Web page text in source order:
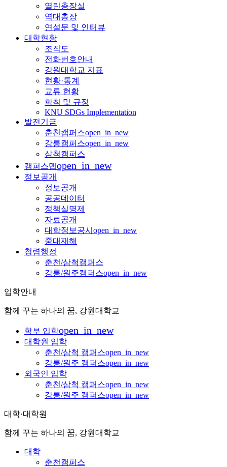
열린총장실
역대총장
연설문 및 인터뷰
대학현황
조직도
전화번호안내
강원대학교 지표
현황·통계
교류 현황
학칙 및 규정
KNU SDGs Implementation
발전기금
춘천캠퍼스open_in_new
강릉캠퍼스open_in_new
삼척캠퍼스
캠퍼스맵open_in_new
정보공개
정보공개
공공데이터
정책실명제
자료공개
대학정보공시 open_in_new
중대재해
청렴행정
춘천/삼척캠퍼스
강릉/원주캠퍼스open_in_new
입학안내
함께 꾸는 하나의 꿈, 강원대학교
학부 입학open_in_new
대학원 입학
춘천/삼척 캠퍼스open_in_new
강릉/원주 캠퍼스open_in_new
외국인 입학
춘천/삼척 캠퍼스open_in_new
강릉/원주 캠퍼스open_in_new
대학·대학원
함께 꾸는 하나의 꿈, 강원대학교
대학
춘천캠퍼스